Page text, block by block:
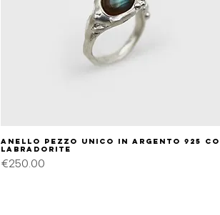
Quick View
Anello pezzo unico in argento 925
labradorite
Price
€250.00